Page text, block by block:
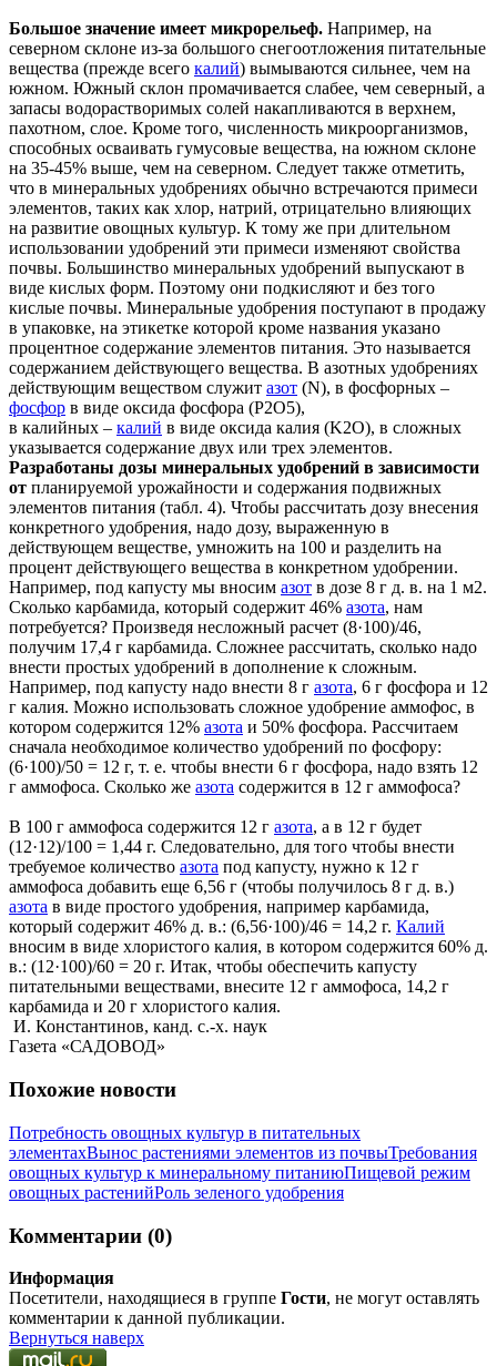
Большое значение имеет микрорельеф. Например, на
северном склоне из-за большого снегоотложения питательные
вещества (прежде всего калий) вымываются сильнее, чем на
южном. Южный склон промачивается слабее, чем северный, а
запасы водорастворимых солей накапливаются в верхнем,
пахотном, слое. Кроме того, численность микроорганизмов,
способных осваивать гумусовые вещества, на южном склоне
на 35-45% выше, чем на северном. Следует также отметить,
что в минеральных удобрениях обычно встречаются примеси
элементов, таких как хлор, натрий, отрицательно влияющих
на развитие овощных культур. К тому же при длительном
использовании удобрений эти примеси изменяют свойства
почвы. Большинство минеральных удобрений выпускают в
виде кислых форм. Поэтому они подкисляют и без того
кислые почвы. Минеральные удобрения поступают в продажу
в упаковке, на этикетке которой кроме названия указано
процентное содержание элементов питания. Это называется
содержанием действующего вещества. В азотных удобрениях
действующим веществом служит азот (N), в фосфорных –
фосфор в виде оксида фосфора (P2O5),
в калийных – калий в виде оксида калия (K2O), в сложных
указывается содержание двух или трех элементов.
Разработаны дозы минеральных удобрений в зависимости
от планируемой урожайности и содержания подвижных
элементов питания (табл. 4). Чтобы рассчитать дозу внесения
конкретного удобрения, надо дозу, выраженную в
действующем веществе, умножить на 100 и разделить на
процент действующего вещества в конкретном удобрении.
Например, под капусту мы вносим азот в дозе 8 г д. в. на 1 м2.
Сколько карбамида, который содержит 46% азота, нам
потребуется? Произведя несложный расчет (8·100)/46,
получим 17,4 г карбамида. Сложнее рассчитать, сколько надо
внести простых удобрений в дополнение к сложным.
Например, под капусту надо внести 8 г азота, 6 г фосфора и 12
г калия. Можно использовать сложное удобрение аммофос, в
котором содержится 12% азота и 50% фосфора. Рассчитаем
сначала необходимое количество удобрений по фосфору:
(6·100)/50 = 12 г, т. е. чтобы внести 6 г фосфора, надо взять 12
г аммофоса. Сколько же азота содержится в 12 г аммофоса?
В 100 г аммофоса содержится 12 г азота, а в 12 г будет
(12·12)/100 = 1,44 г. Следовательно, для того чтобы внести
требуемое количество азота под капусту, нужно к 12 г
аммофоса добавить еще 6,56 г (чтобы получилось 8 г д. в.)
азота в виде простого удобрения, например карбамида,
который содержит 46% д. в.: (6,56·100)/46 = 14,2 г. Калий
вносим в виде хлористого калия, в котором содержится 60% д.
в.: (12·100)/60 = 20 г. Итак, чтобы обеспечить капусту
питательными веществами, внесите 12 г аммофоса, 14,2 г
карбамида и 20 г хлористого калия.
И. Константинов, канд. с.-х. наук
Газета «САДОВОД»
Похожие новости
Потребность овощных культур в питательных
элементахВынос растениями элементов из почвыТребования
овощных культур к минеральному питаниюПищевой режим
овощных растенийРоль зеленого удобрения
Комментарии (0)
Информация
Посетители, находящиеся в группе Гости, не могут оставлять
комментарии к данной публикации.
Вернуться наверх